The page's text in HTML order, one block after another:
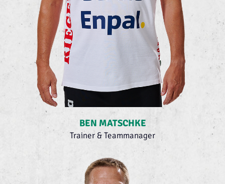
BEN MATSCHKE
Trainer & Teammanager